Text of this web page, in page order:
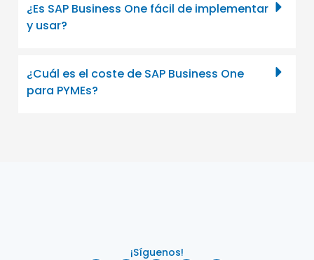
¿Es SAP Business One fácil de implementar
y usar?
¿Cuál es el coste de SAP Business One
para PYMEs?
¡Síguenos!